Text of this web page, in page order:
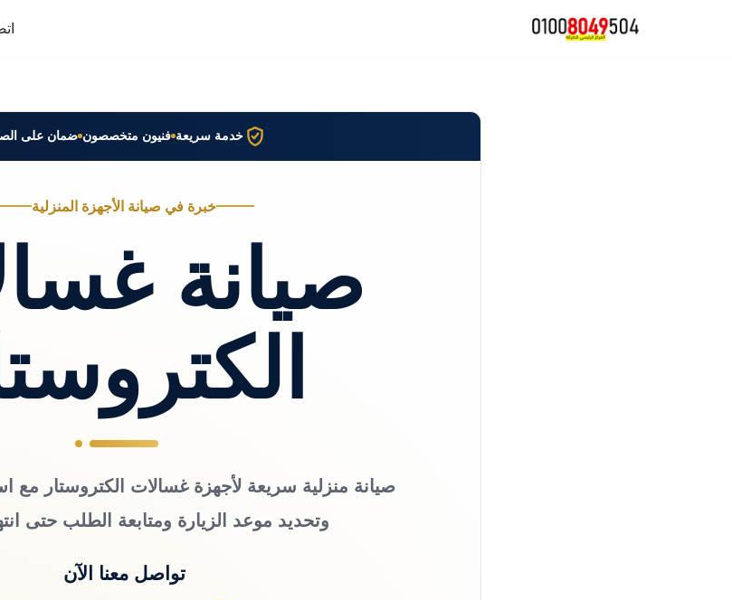
خدمة سريعة فنيون متخصصون ضمان على
خبرة في صيانة الأجهزة المنزلية
صيانة
صيانة منزلية سريعة لأجهزة غسالات الكتروستار مع
وتحديد موعد الزيارة ومتابعة الطلب حتى
تواصل معنا الآن